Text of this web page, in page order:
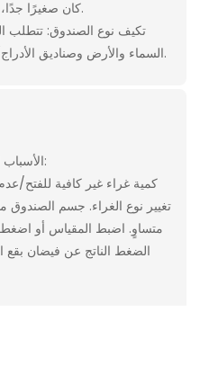
كان صغيرًا جدًا، فسوف يتسبب في ضعف الالتصاق.
السماء والأرض وصناديق الأدراج) قوالب مخصصة أو مساعدة يدوية.
الأسباب المحتملة والحلول لظاهرة المشكلة:
كمية غراء غير كافية للفتح/
تغيير نوع الغراء. جسم
متساوٍ. اضبط المقياس أو اضغط
الضغط الناتج عن فيضان بقع